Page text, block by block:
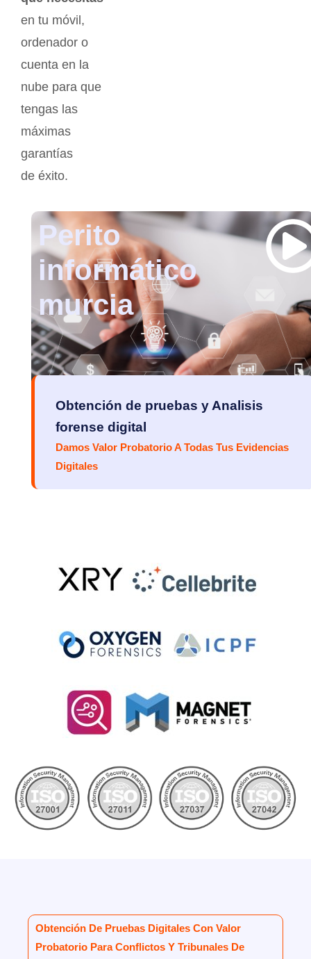
Perito
informático
murcia
Obtención de pruebas y Analisis
forense digital
Damos Valor Probatorio A Todas Tus Evidencias
Digitales
en tu móvil,
ordenador o
cuenta en la
nube para que
tengas las
máximas
garantías
de éxito.
Obtención De Pruebas Digitales Con Valor
Probatorio Para Conflictos Y Tribunales De